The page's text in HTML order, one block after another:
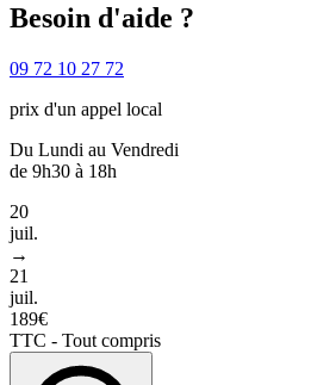
Besoin d'aide ?
09 72 10 27 72
prix d'un appel local
Du Lundi au Vendredi
de 9h30 à 18h
20
juil.
→
21
juil.
189€
TTC - Tout compris